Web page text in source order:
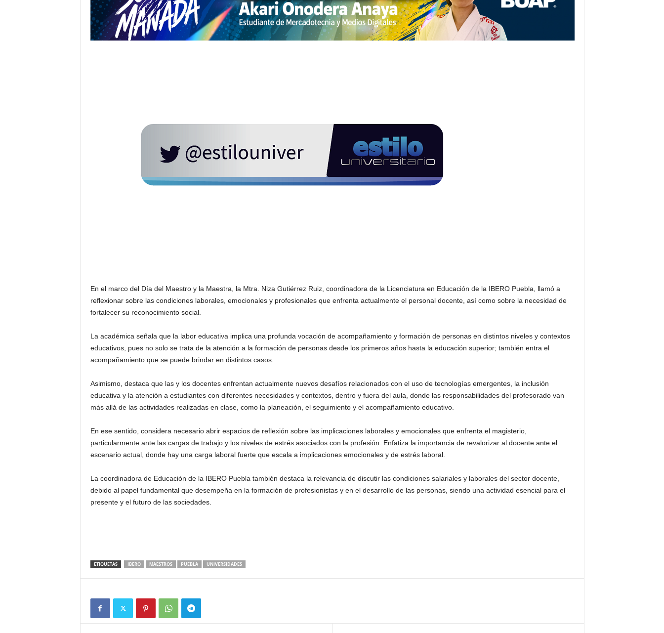
En el marco del Día del Maestro y la Maestra, la Mtra. Niza Gutiérrez Ruiz, coordinadora de la Licenciatura en Educación de la IBERO Puebla, llamó a
reflexionar sobre las condiciones laborales, emocionales y profesionales que enfrenta actualmente el personal docente, así como sobre la necesidad de
fortalecer su reconocimiento social.
La académica señala que la labor educativa implica una profunda vocación de acompañamiento y formación de personas en distintos niveles y contextos
educativos, pues no solo se trata de la atención a la formación de personas desde los primeros años hasta la educación superior; también entra el
acompañamiento que se puede brindar en distintos casos.
Asimismo, destaca que las y los docentes enfrentan actualmente nuevos desafíos relacionados con el uso de tecnologías emergentes, la inclusión
educativa y la atención a estudiantes con diferentes necesidades y contextos, dentro y fuera del aula, donde las responsabilidades del profesorado van
más allá de las actividades realizadas en clase, como la planeación, el seguimiento y el acompañamiento educativo.
En ese sentido, considera necesario abrir espacios de reflexión sobre las implicaciones laborales y emocionales que enfrenta el magisterio,
particularmente ante las cargas de trabajo y los niveles de estrés asociados con la profesión. Enfatiza la importancia de revalorizar al docente ante el
escenario actual, donde hay una carga laboral fuerte que escala a implicaciones emocionales y de estrés laboral.
La coordinadora de Educación de la IBERO Puebla también destaca la relevancia de discutir las condiciones salariales y laborales del sector docente,
debido al papel fundamental que desempeña en la formación de profesionistas y en el desarrollo de las personas, siendo una actividad esencial para el
presente y el futuro de las sociedades.
ETIQUETAS IBERO MAESTROS PUEBLA UNIVERSIDADES